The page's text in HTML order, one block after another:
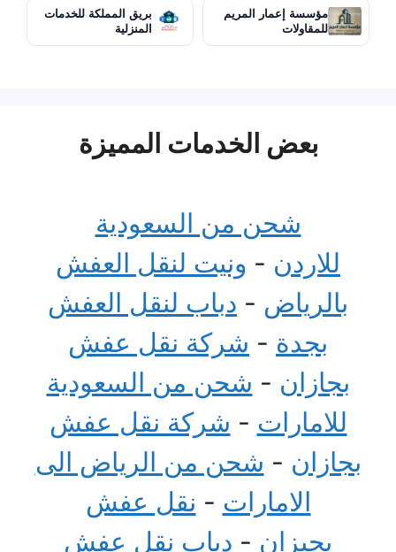
مؤسسة إعمار المريم
للمقاولات
بريق المملكة للخدمات
المنزلية
بعض الخدمات المميزة
شحن من السعودية
للاردن - ونيت لنقل العفش
بالرياض - دباب لنقل العفش
بجدة - شركة نقل عفش
بجازان - شحن من السعودية
للامارات - شركة نقل عفش
بجازان - شحن من الرياض الى
الامارات - نقل عفش
بجيزان - دباب نقل عفش